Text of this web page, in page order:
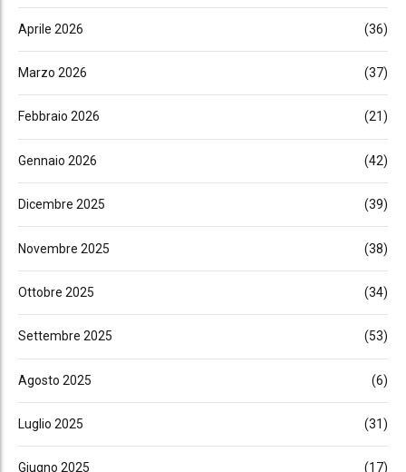
Aprile 2026 (36)
Marzo 2026 (37)
Febbraio 2026 (21)
Gennaio 2026 (42)
Dicembre 2025 (39)
Novembre 2025 (38)
Ottobre 2025 (34)
Settembre 2025 (53)
Agosto 2025 (6)
Luglio 2025 (31)
Giugno 2025 (17)